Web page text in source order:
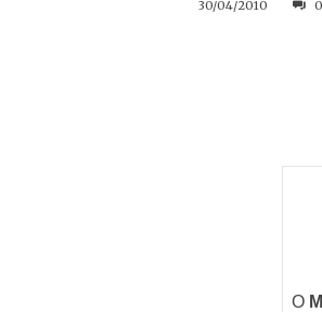
30/04/2010 0
O